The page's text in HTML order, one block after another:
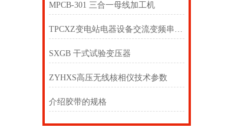
MPCB-301 三合一母线加工机
TPCXZ变电站电器设备交流变频串联谐振耐压装置
SXGB 干式试验变压器
ZYHXS高压无线核相仪技术参数
介绍胶带的规格